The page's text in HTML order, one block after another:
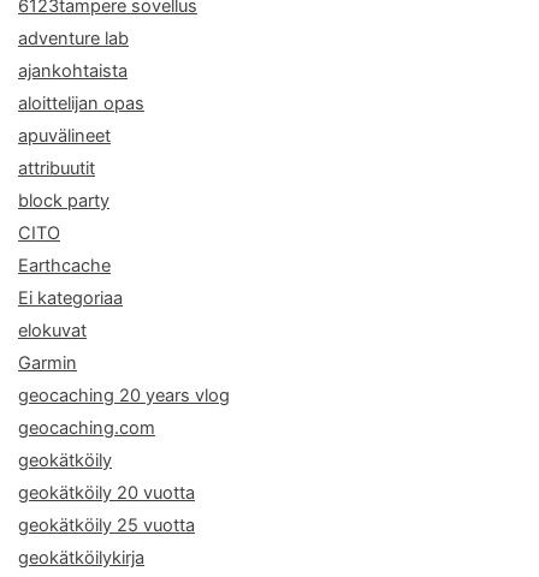
6123tampere sovellus
adventure lab
ajankohtaista
aloittelijan opas
apuvälineet
attribuutit
block party
CITO
Earthcache
Ei kategoriaa
elokuvat
Garmin
geocaching 20 years vlog
geocaching.com
geokätköily
geokätköily 20 vuotta
geokätköily 25 vuotta
geokätköilykirja